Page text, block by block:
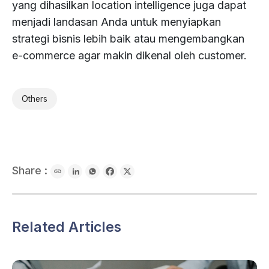
yang dihasilkan location intelligence juga dapat
menjadi landasan Anda untuk menyiapkan
strategi bisnis lebih baik atau mengembangkan
e-commerce agar makin dikenal oleh customer.
Others
Share :
Related Articles